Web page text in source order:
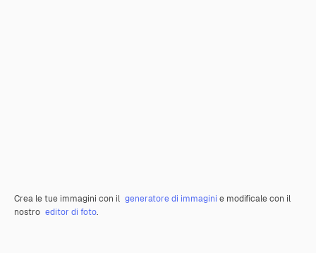
Crea le tue immagini con il generatore di immagini e modificale con il
nostro editor di foto.